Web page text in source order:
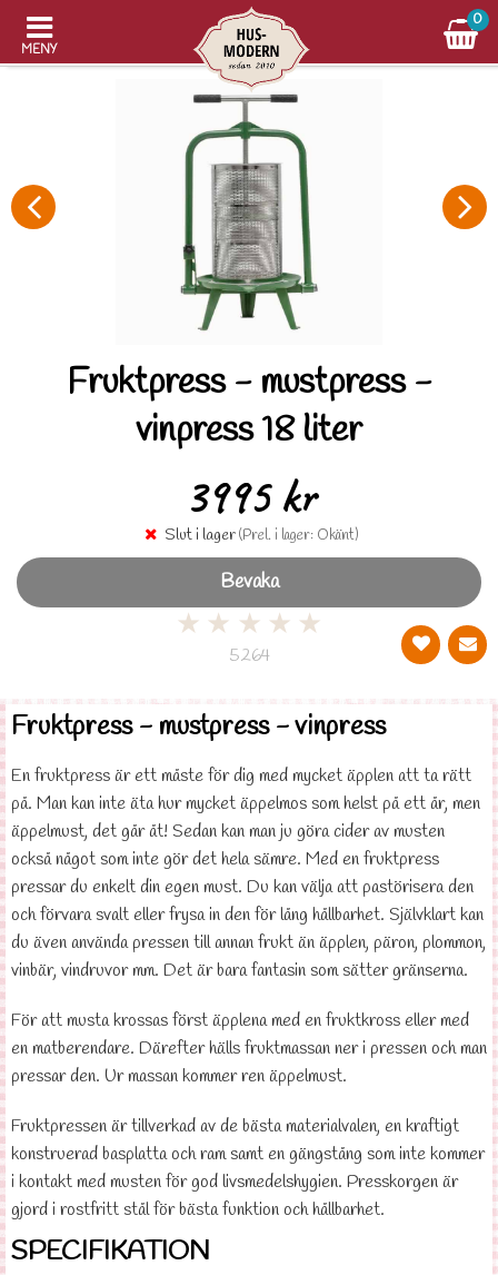
MENY
0
Fruktpress - mustpress -
vinpress 18 liter
3995 kr
Slut i lager(Prel. i lager: Okänt)
Bevaka
★ ★ ★ ★ ★
5264
Fruktpress - mustpress - vinpress
En fruktpress är ett måste för dig med mycket äpplen att ta rätt
på. Man kan inte äta hur mycket äppelmos som helst på ett år, men
äppelmust, det går åt! Sedan kan man ju göra cider av musten
också något som inte gör det hela sämre. Med en fruktpress
pressar du enkelt din egen must. Du kan välja att pastörisera den
och förvara svalt eller frysa in den för lång hållbarhet. Självklart kan
du även använda pressen till annan frukt än äpplen, päron, plommon,
vinbär, vindruvor mm. Det är bara fantasin som sätter gränserna.
För att musta krossas först äpplena med en fruktkross eller med
en matberendare. Därefter hälls fruktmassan ner i pressen och man
pressar den. Ur massan kommer ren äppelmust.
Fruktpressen är tillverkad av de bästa materialvalen, en kraftigt
konstruerad basplatta och ram samt en gängstång som inte kommer
i kontakt med musten för god livsmedelshygien. Presskorgen är
gjord i rostfritt stål för bästa funktion och hållbarhet.
SPECIFIKATION